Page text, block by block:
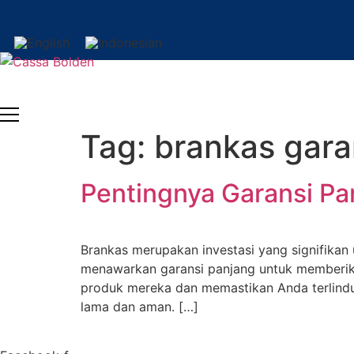
content
Tag: brankas
Pentingnya Garansi
Brankas merupakan investasi yang
menawarkan garansi panjang untuk
produk mereka dan memastikan Anda
lama dan aman. […]